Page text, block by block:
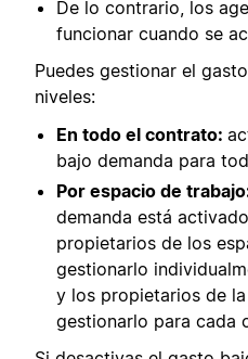
De lo contrario, los
funcionar cuando se
Puedes gestionar el
niveles:
En todo el contrato:
bajo demanda para
Por espacio de
demanda está
propietarios de los
gestionarlo
y los propietarios de
gestionarlo para cada